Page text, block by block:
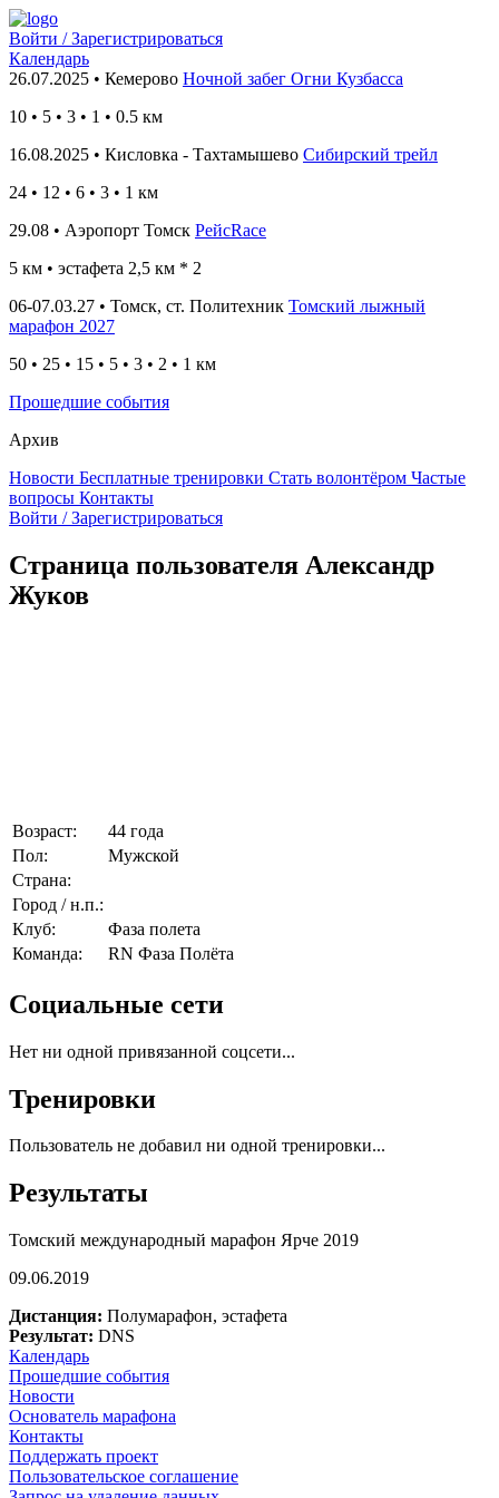
Войти / Зарегистрироваться
Календарь
26.07.2025 • Кемерово Ночной забег Огни Кузбасса
10 • 5 • 3 • 1 • 0.5 км
16.08.2025 • Кисловка - Тахтамышево Сибирский трейл
24 • 12 • 6 • 3 • 1 км
29.08 • Аэропорт Томск РейсRace
5 км • эстафета 2,5 км * 2
06-07.03.27 • Томск, ст. Политехник Томский лыжный
марафон 2027
50 • 25 • 15 • 5 • 3 • 2 • 1 км
Прошедшие события
Архив
Новости Бесплатные тренировки Стать волонтёром Частые
вопросы Контакты
Войти / Зарегистрироваться
Страница пользователя Александр
Жуков
Возраст:
44 года
Пол:
Мужской
Страна:
Город / н.п.:
Клуб:
Фаза полета
Команда:
RN Фаза Полёта
Социальные сети
Нет ни одной привязанной соцсети...
Тренировки
Пользователь не добавил ни одной тренировки...
Результаты
Томский международный марафон Ярче 2019
09.06.2019
Дистанция: Полумарафон, эстафета
Результат: DNS
Календарь
Прошедшие события
Новости
Основатель марафона
Контакты
Поддержать проект
Пользовательское соглашение